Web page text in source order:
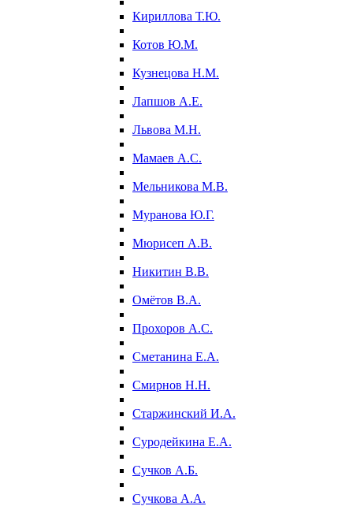
Кириллова Т.Ю.
Котов Ю.М.
Кузнецова Н.М.
Лапшов А.Е.
Львова М.Н.
Мамаев А.С.
Мельникова М.В.
Муранова Ю.Г.
Мюрисеп А.В.
Никитин В.В.
Омётов В.А.
Прохоров А.С.
Сметанина Е.А.
Смирнов Н.Н.
Старжинский И.А.
Суродейкина Е.А.
Сучков А.Б.
Сучкова А.А.